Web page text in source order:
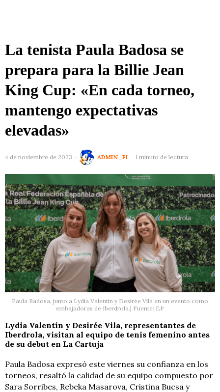
La tenista Paula Badosa se
prepara para la Billie Jean
King Cup: «En cada torneo,
mantengo expectativas
elevadas»
4 de noviembre de 2023 ADMIN_FI 1 minuto de lectura
Paula Badosa, junto a Lydia Valentín y Desirée Vila en un evento como
embajadoras de Iberdrola.| Fuente: EP
Lydia Valentín y Desirée Vila, representantes de
Iberdrola, visitan al equipo de tenis femenino antes
de su debut en La Cartuja
Paula Badosa expresó este viernes su confianza en los
torneos, resaltó la calidad de su equipo compuesto por
Sara Sorribes, Rebeka Masarova, Cristina Bucsa y